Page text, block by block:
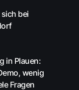
bei
in Plauen:
wenig
Fragen